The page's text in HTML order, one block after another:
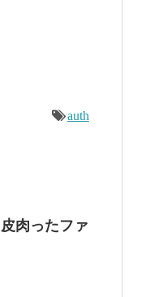
auth
肉ったファ